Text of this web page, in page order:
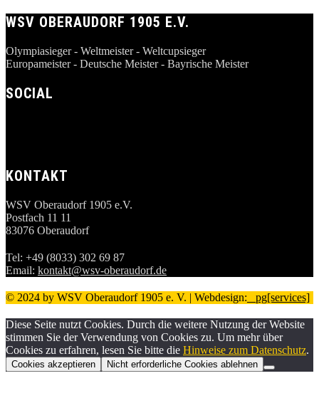
WSV OBERAUDORF 1905 E.V.
Olympiasieger - Weltmeister - Weltcupsieger
Europameister - Deutsche Meister - Bayrische Meister
SOCIAL
KONTAKT
WSV Oberaudorf 1905 e.V.
Postfach 11 11
83076 Oberaudorf
Tel: +49 (8033) 302 69 87
Email: kontakt@wsv-oberaudorf.de
© 2024 by WSV Oberaudorf 1905 e. V. | Webdesign: _ pg[services]
Diese Seite nutzt Cookies. Durch die weitere Nutzung der Website
stimmen Sie der Verwendung von Cookies zu. Um mehr über
Cookies zu erfahren, lesen Sie bitte die Hinweise zum Datenschutz.
Cookies akzeptieren Nicht erforderliche Cookies ablehnen